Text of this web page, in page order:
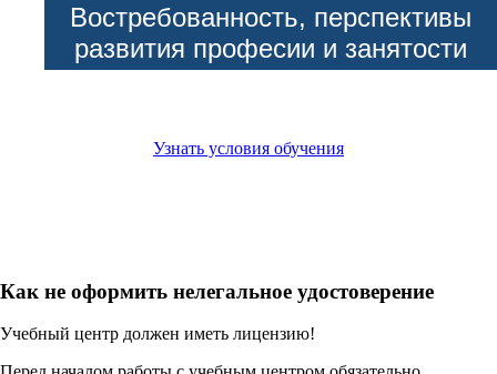
Востребованность, перспективы
развития професии и занятости
Узнать условия обучения
Как не оформить нелегальное удостоверение
Учебный центр должен иметь лицензию!